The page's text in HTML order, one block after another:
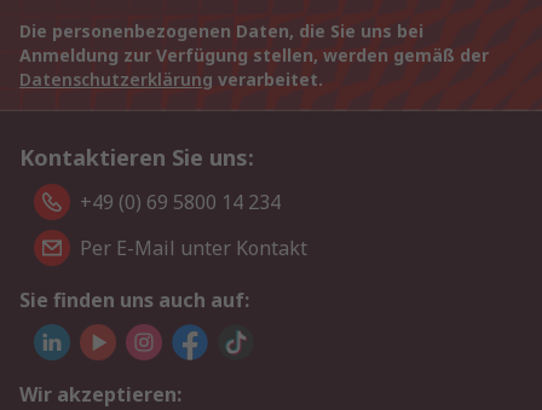
Die personenbezogenen Daten, die Sie uns bei
Anmeldung zur Verfügung stellen, werden gemäß der
Datenschutzerklärung verarbeitet.
Kontaktieren Sie uns:
+49 (0) 69 5800 14 234
Per E-Mail unter Kontakt
Sie finden uns auch auf:
Wir akzeptieren: